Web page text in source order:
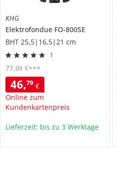
KHG
Elektrofondue FO-800SE
BHT 25,5|16,5|21 cm
1
46,79 €
Online zum
Kundenkartenpreis
77,99 €***
Lieferzeit: bis zu 3 Werktage